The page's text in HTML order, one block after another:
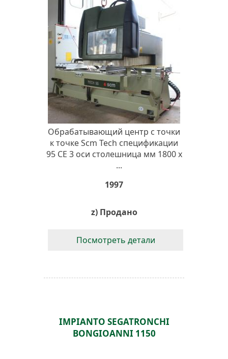
Обрабатывающий центр с точки
к точке Scm Tech спецификации
95 CE 3 оси столешница мм 1800 х
...
1997
z) Продано
Посмотреть детали
IMPIANTO SEGATRONCHI
BONGIOANNI 1150